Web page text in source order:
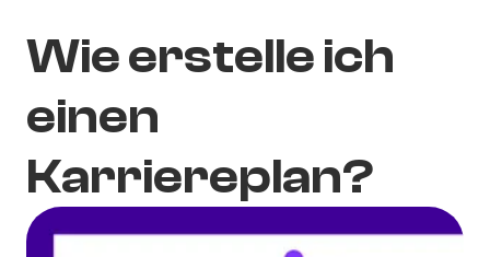
Wie erstelle ich
einen
Karriereplan?